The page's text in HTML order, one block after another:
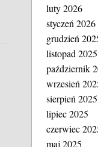
luty 2026
styczeń 2026
grudzień
listopad 2025
październik
wrzesień
sierpień 2025
lipiec 2025
czerwiec
maj 2025